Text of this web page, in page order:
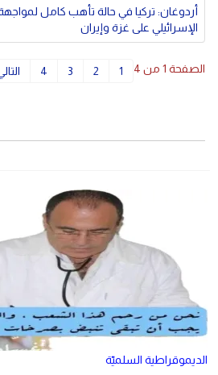
أردوغان: تركيا في حالة تأهب كامل
الإسرائيلي على غزة وإيران
الصفحة 1 من 4 1
2
3
4
الديموقراطية السلميّة